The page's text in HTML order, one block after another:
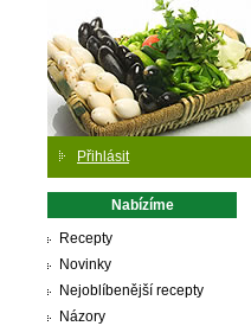
Přihlásit
Nabízíme
Recepty
Novinky
Nejoblíbenější recepty
Názory